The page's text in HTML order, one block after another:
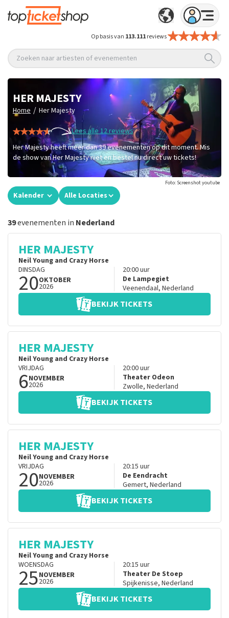
Op basis van 113.111reviews
Zoeken naar artiesten of evenementen
HER MAJESTY
Home / Her Majesty
Lees alle 12 reviews
Her Majesty heeft meer dan 39 evenementen op dit moment. Mis
de show van Her Majesty niet en bestel nu direct uw tickets!
Foto: Screenshot youtube
Kalender Alle Locaties
39evenementen in Nederland
HER MAJESTY
Neil Young and Crazy Horse
DINSDAG
20OKTOBER
2026
20:00uur
De Lampegiet
Veenendaal, Nederland
BEKIJK TICKETS
HER MAJESTY
Neil Young and Crazy Horse
VRIJDAG
6NOVEMBER
2026
20:00uur
Theater Odeon
Zwolle, Nederland
BEKIJK TICKETS
HER MAJESTY
Neil Young and Crazy Horse
VRIJDAG
20NOVEMBER
2026
20:15 uur
De Eendracht
Gemert, Nederland
BEKIJK TICKETS
HER MAJESTY
Neil Young and Crazy Horse
WOENSDAG
25NOVEMBER
2026
20:15 uur
Theater De Stoep
Spijkenisse, Nederland
BEKIJK TICKETS